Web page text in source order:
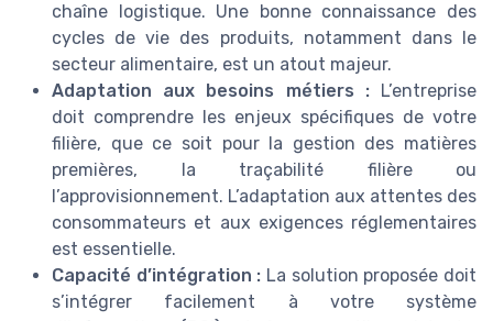
chaîne logistique. Une bonne connaissance des
cycles de vie des produits, notamment dans le
secteur alimentaire, est un atout majeur.
Adaptation aux besoins métiers :L’entreprise
doit comprendre les enjeux spécifiques de votre
filière, que ce soit pour la gestion des matières
premières, la traçabilité filière ou
l’approvisionnement. L’adaptation aux attentes des
consommateurs et aux exigences réglementaires
est essentielle.
Capacité d’intégration : La solution proposée doit
s’intégrer facilement à votre système